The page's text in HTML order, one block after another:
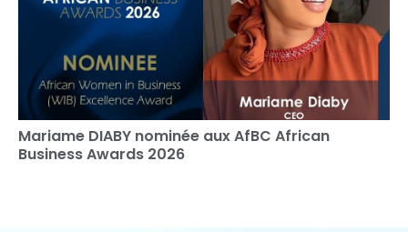
Mariame DIABY nominée aux AfBC African
Business Awards 2026